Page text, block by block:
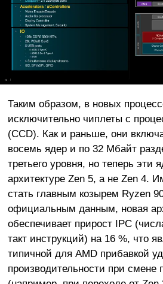
Таким образом, в новых
исключительно чиплеты с
(CCD). Как и раньше, они
восемь ядер и по 32 Мбайт
третьего уровня, но теперь эти
архитектуре Zen 5, а не Zen 4.
стать главным козырем Ryzen
официальным данным, новая
обеспечивает прирост IPC
такт инструкций) на 16 %, что
типичной для AMD прибавкой
производительности при смене